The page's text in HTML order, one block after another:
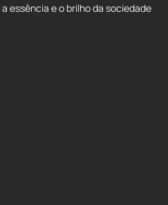
essência e o brilho da sociedade